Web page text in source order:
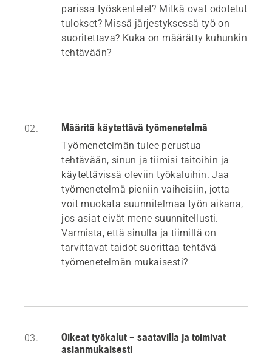
parissa työskentelet? Mitkä ovat odotetut
tulokset? Missä järjestyksessä työ on
suoritettava? Kuka on määrätty kuhunkin
tehtävään?
02. Määritä käytettävä työmenetelmä
Työmenetelmän tulee perustua
tehtävään, sinun ja tiimisi taitoihin ja
käytettävissä oleviin työkaluihin. Jaa
työmenetelmä pieniin vaiheisiin, jotta
voit muokata suunnitelmaa työn aikana,
jos asiat eivät mene suunnitellusti.
Varmista, että sinulla ja tiimillä on
tarvittavat taidot suorittaa tehtävä
työmenetelmän mukaisesti?
03.
Oikeat työkalut – saatavilla ja toimivat
asianmukaisesti